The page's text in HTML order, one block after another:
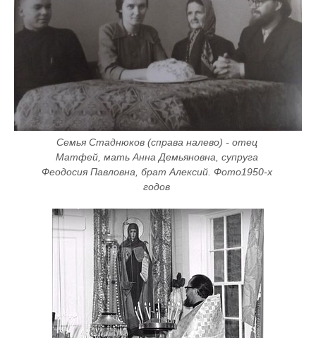
Семья Стаднюков (справа налево) - отец
Матфей, мать Анна Демьяновна, супруга
Феодосия Павловна, брат Алексий. Фото1950-х
годов